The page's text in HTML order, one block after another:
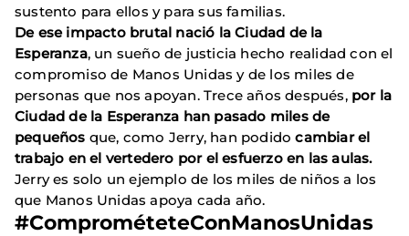
sustento para ellos y para sus familias.
De ese impacto brutal nació la Ciudad de la
Esperanza, un sueño de justicia hecho realidad con el
compromiso de Manos Unidas y de los miles de
personas que nos apoyan. Trece años después, por la
Ciudad de la Esperanza han pasado miles de
pequeños que, como Jerry, han podidocambiar el
trabajo en el vertedero por el esfuerzo en las aulas.
Jerry es solo un ejemplo de los miles de niños a los
que Manos Unidas apoya cada año.
#ComprométeteConManosUnidas